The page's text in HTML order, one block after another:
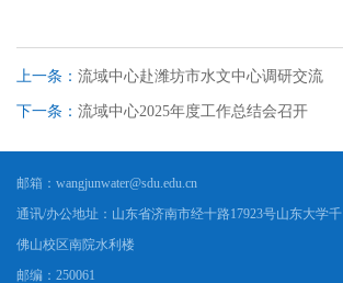
上一条： 流域中心赴潍坊市水文中心调研交流
下一条： 流域中心2025年度工作总结会召开
邮箱： wangjunwater@sdu.edu.cn
通讯/办公地址： 山东省济南市经十路17923号山东大学千
佛山校区南院水利楼
邮编： 250061